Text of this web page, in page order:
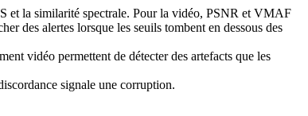
et la similarité spectrale. Pour la vidéo, PSNR et VMAF
des alertes lorsque les seuils tombent en dessous des
vidéo permettent de détecter des artefacts que les
signale une corruption.